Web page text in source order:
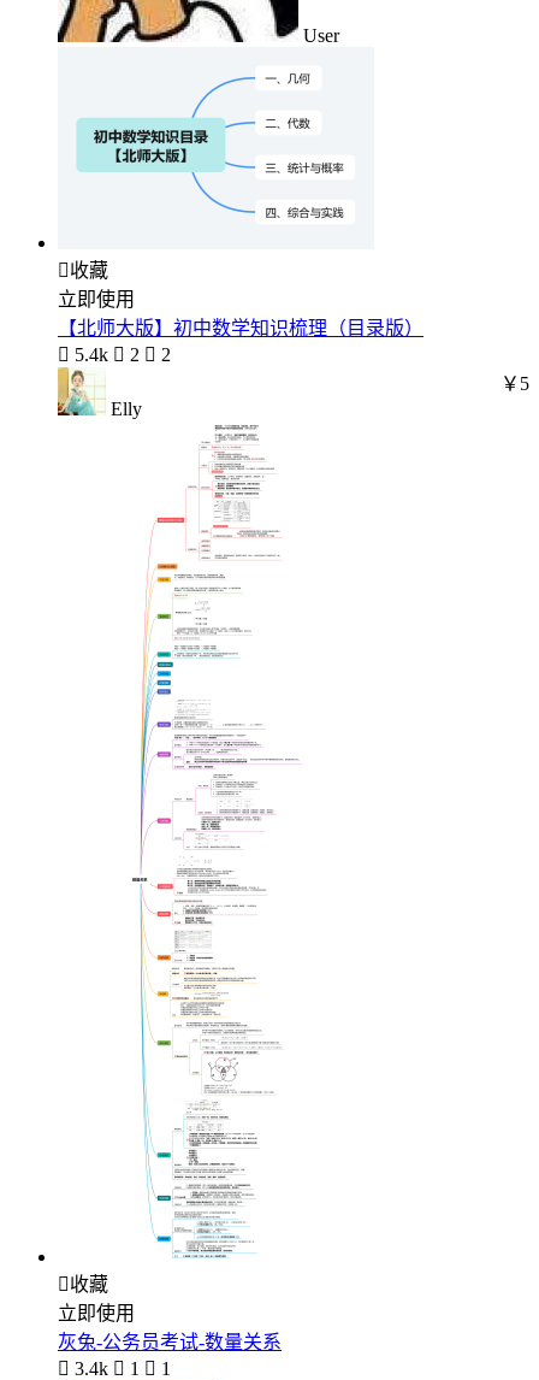
User
收藏
立即使用
【北师大版】初中数学知识梳理（目录版）
 5.4k  2  2
Elly
￥5
收藏
立即使用
灰兔-公务员考试-数量关系
 3.4k  1  1